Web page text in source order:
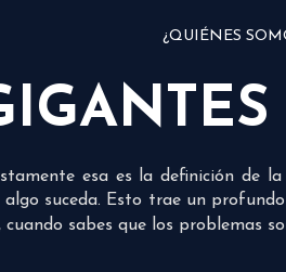
¿QUIÉNES
esa es la definición de
suceda. Esto trae un
sabes que los problemas